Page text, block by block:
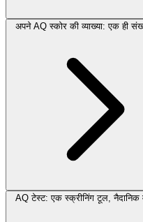
अपने AQ स्कोर की व्याख्या: एक ही
AQ टेस्ट: एक स्क्रीनिंग टूल, नैदानिक